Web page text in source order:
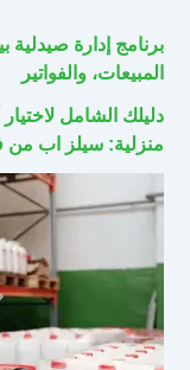
برنامج إدارة صيدلية
المبيعات، والفواتير
دليلك الشامل
منزلية: سيلز اب من